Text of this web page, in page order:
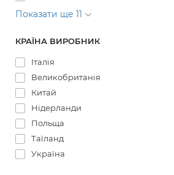
Показати ще 11
КРАЇНА ВИРОБНИК
Італія
Великобританія
Китай
Нідерланди
Польща
Таїланд
Україна